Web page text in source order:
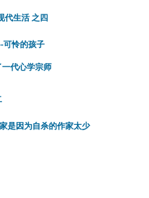
代生活 之四
可怜的孩子
代心学宗师
是因为自杀的作家太少